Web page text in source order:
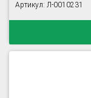
Артикул: Л-0010231